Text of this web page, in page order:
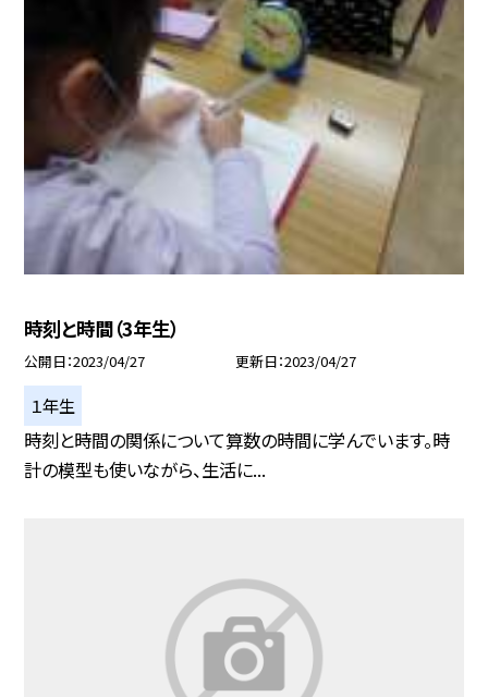
時刻と時間（3年生）
公開日 2023/04/27 更新日 2023/04/27
１年生
時刻と時間の関係について算数の時間に学んでいます。時
計の模型も使いながら、生活に...